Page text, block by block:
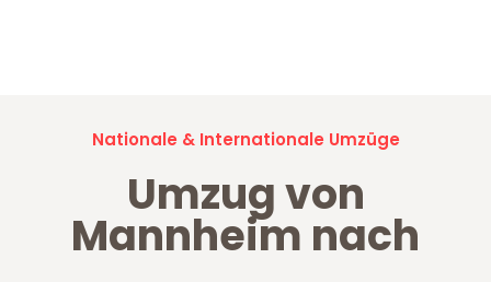
Nationale & Internationale Umzüge
Umzug von
Mannheim nach